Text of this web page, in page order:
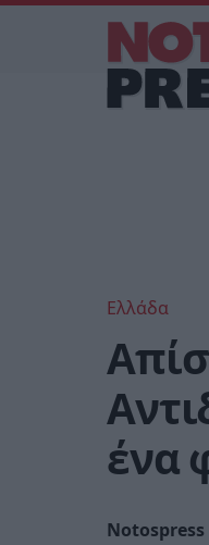
Ελλάδα
ένα
Notospress